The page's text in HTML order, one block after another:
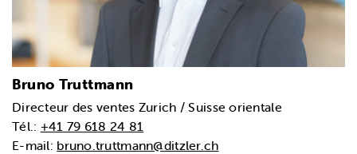
Bruno Truttmann
Directeur des ventes Zurich / Suisse orientale
Tél.: +41 79 618 24 81
E-mail: bruno.truttmann@ditzler.ch